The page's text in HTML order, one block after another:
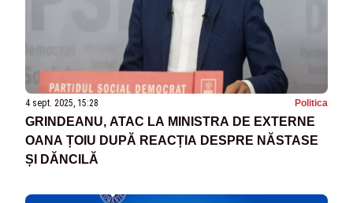
4 sept. 2025, 15:28 Politica
GRINDEANU, ATAC LA MINISTRA DE EXTERNE
OANA ȚOIU DUPĂ REACȚIA DESPRE NĂSTASE
ȘI DĂNCILĂ